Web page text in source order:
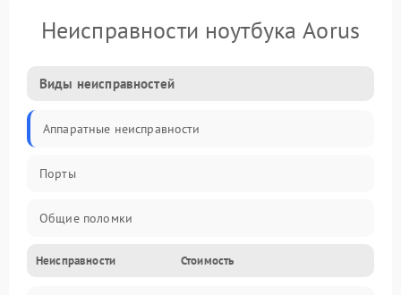
Неисправности ноутбука Aorus
Виды неисправностей
Аппаратные неисправности
Порты
Общие поломки
Устройства
Неисправности Стоимость